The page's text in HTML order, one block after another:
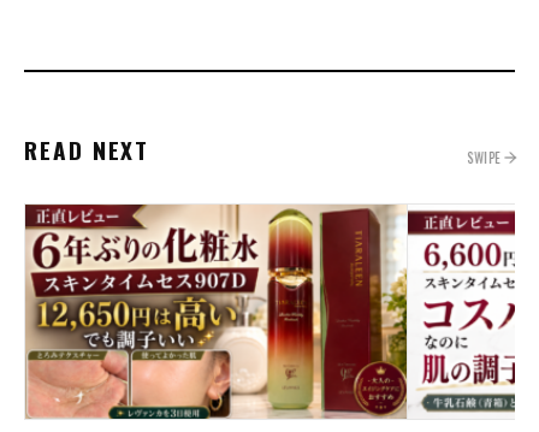
READ NEXT SWIPE